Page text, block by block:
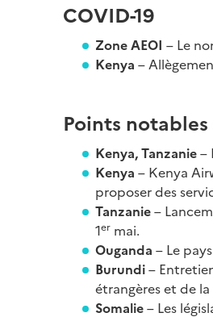
COVID-19
Zone AEOI – Le
Kenya –
Points
Kenya, Tanzanie–
Kenya – Kenya
proposer des
Tanzanie–
1er mai.
Ouganda – Le
Burundi–
étrangères et de
Somalie– Les